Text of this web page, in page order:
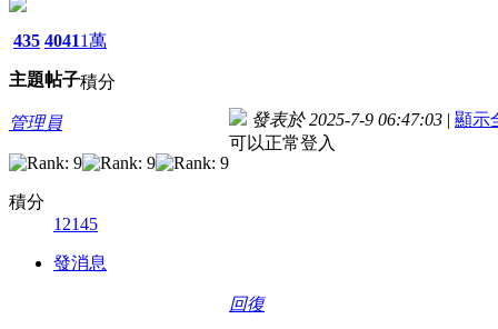
435
主題
4041
帖子
1萬
積分
管理員
積分
12145
發消息
發表於 2025-7-9 06:47:03 | 顯示
可以正常登入
回復